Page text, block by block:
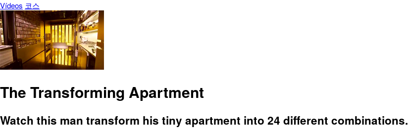
Vídeos 코스
The Transforming Apartment
Watch this man transform his tiny apartment into 24 different combinations.